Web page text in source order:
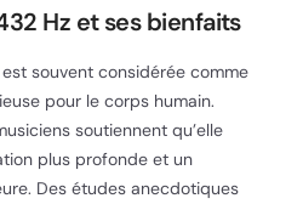
Hz et ses bienfaits
souvent considérée comme
pour le corps humain.
soutiennent qu’elle
plus profonde et un
Des études anecdotiques